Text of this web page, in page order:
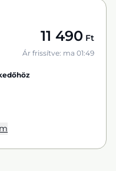
11 490 Ft
Ár frissítve: ma 01:49